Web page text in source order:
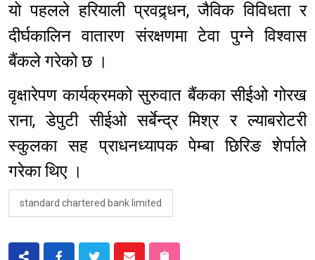
यो पहलले हरियाली प्रवद्र्धन, जैविक विविधता र
दीर्घकालिन वातारण संरक्षणमा टेवा पुग्ने विश्वास
बैंकले गरेको छ ।
वृक्षारेपण कार्यक्रमको सुरुवात बैंकका सीईओ गोरख
राना, डेपुटी सीईओ सर्बेन्द्र मिश्र र ल्याबरोटरी
स्कुलका सह प्राधनध्यापक पेम्बा छिरिङ शेर्पाले
गरेका थिए ।
standard chartered bank limited